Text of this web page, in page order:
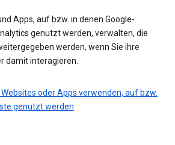
Apps, auf bzw. in denen Google-
genutzt werden, verwalten, die
werden, wenn Sie ihre
damit interagieren.
oder Apps verwenden, auf bzw.
genutzt werden